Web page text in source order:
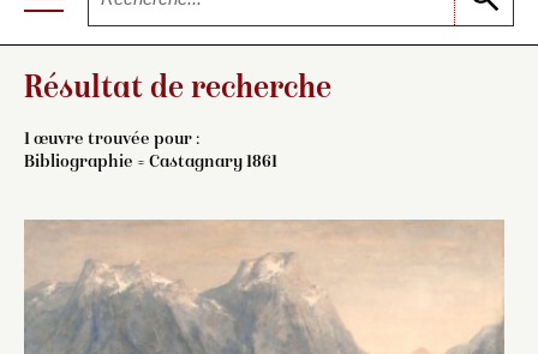
Résultat de recherche
1 œuvre trouvée pour :
Bibliographie = Castagnary 1861